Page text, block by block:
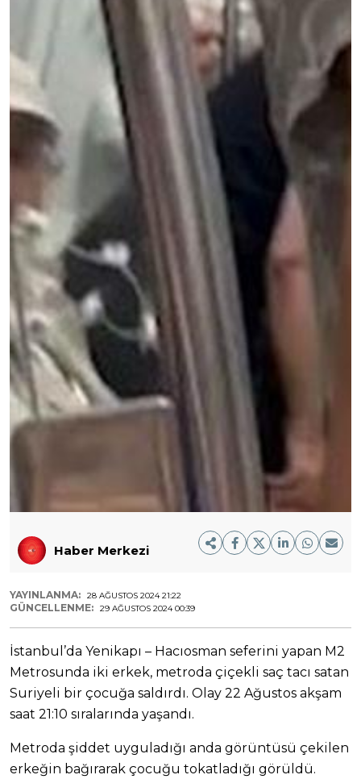
Haber Merkezi
YAYINLANMA: 28 AĞUSTOS 2024 21:22
GÜNCELLENME: 29 AĞUSTOS 2024 00:39
İstanbul’da Yenikapı – Hacıosman seferini yapan M2
Metrosunda iki erkek, metroda çiçekli saç tacı satan
Suriyeli bir çocuğa saldırdı. Olay 22 Ağustos akşam
saat 21:10 sıralarında yaşandı.
Metroda şiddet uyguladığı anda görüntüsü çekilen
erkeğin bağırarak çocuğu tokatladığı görüldü.